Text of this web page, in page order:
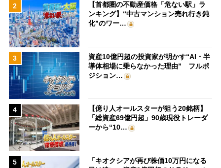
2
【首都圏の不動産価格「危ない駅」ラ
ンキング】“中古マンション売れ行き鈍
化”のワー…
3
資産10億円超の投資家が明かす“AI・半
導体相場に乗らなかった理由” フルポ
ジション…
4
【億り人オールスターが狙う20銘柄】
「総資産69億円超」90歳現役トレーダ
ーから“10…
5
「キオクシアが再び株価10万円になる